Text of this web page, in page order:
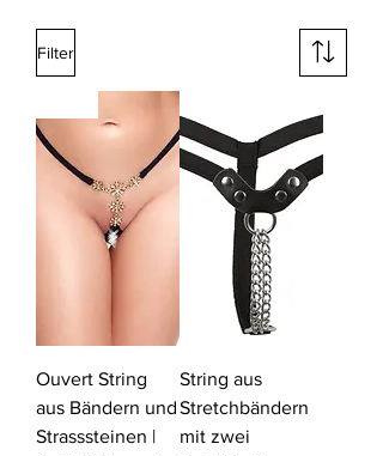
Filter
Ouvert String
aus Bändern und
Strasssteinen |
String aus
Stretchbändern
mit zwei